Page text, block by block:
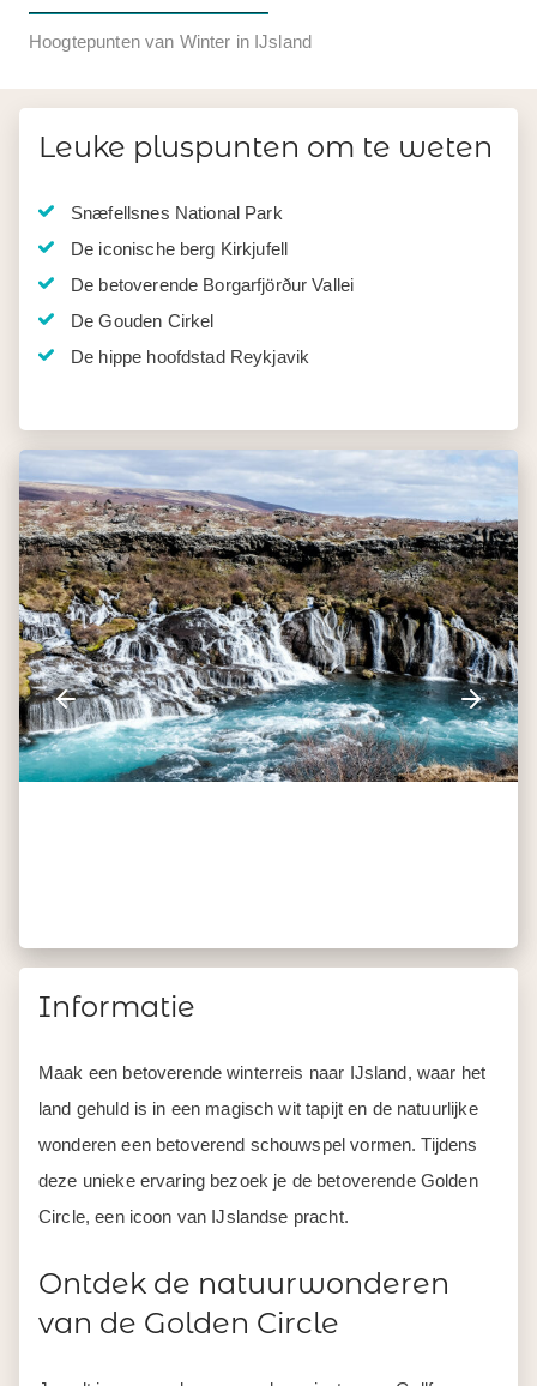
Hoogtepunten van Winter in IJsland
Leuke pluspunten om te weten
Snæfellsnes National Park
De iconische berg Kirkjufell
De betoverende Borgarfjörður Vallei
De Gouden Cirkel
De hippe hoofdstad Reykjavik
Informatie
Maak een betoverende winterreis naar IJsland, waar het
land gehuld is in een magisch wit tapijt en de natuurlijke
wonderen een betoverend schouwspel vormen. Tijdens
deze unieke ervaring bezoek je de betoverende Golden
Circle, een icoon van IJslandse pracht.
Ontdek de natuurwonderen
van de Golden Circle